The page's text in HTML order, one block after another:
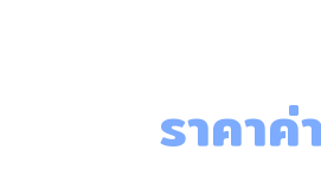
ราคาค่